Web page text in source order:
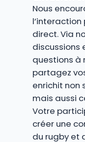
Nous
direct. Via
discussions
questions à
partagez
enrichit non
mais aussi
Votre
créer une
du rugby et